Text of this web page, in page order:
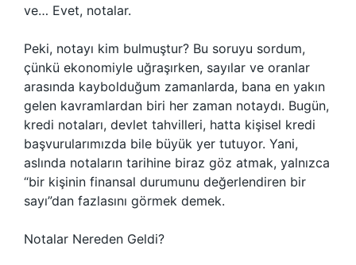
ve… Evet, notalar.
Peki, notayı kim bulmuştur? Bu soruyu sordum,
çünkü ekonomiyle uğraşırken, sayılar ve oranlar
arasında kaybolduğum zamanlarda, bana en yakın
gelen kavramlardan biri her zaman notaydı. Bugün,
kredi notaları, devlet tahvilleri, hatta kişisel kredi
başvurularımızda bile büyük yer tutuyor. Yani,
aslında notaların tarihine biraz göz atmak, yalnızca
“bir kişinin finansal durumunu değerlendiren bir
sayı”dan fazlasını görmek demek.
Notalar Nereden Geldi?